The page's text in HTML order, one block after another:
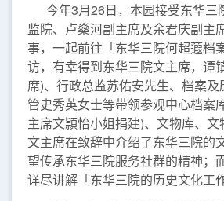
今年3月26日，本园接受东华三
监院、卢燊河副主席及余君庆副主
事，一起前往「东华三院何超蕸档
访，有幸得到东华三院文主席，谭
席)、行政总监苏佑安先生、档案
管史秀英女士等带领参观中心档案
主席文頴怡小姐捐建)、文物库、文
文主席在致辞中介绍了东华三院的
望传承东华三院服务社群的精神；
详尽讲解「东华三院的历史文化工